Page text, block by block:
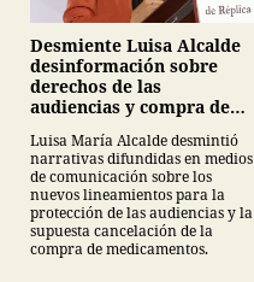
Desmiente Luisa Alcalde
desinformación sobre
derechos de las
audiencias y compra de
Luisa María Alcalde desmintió
narrativas difundidas en medios
de comunicación sobre los
nuevos lineamientos para la
protección de las audiencias y la
supuesta cancelación de la
compra de medicamentos.